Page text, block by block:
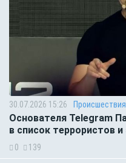
30.07.2026 15:26 Происшествия
Основателя Telegram
в список террористов
0 139